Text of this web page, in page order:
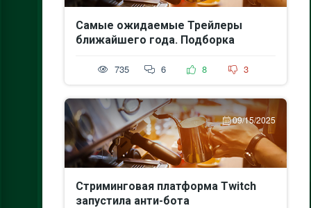
Самые ожидаемые Трейлеры
ближайшего года. Подборка
735 6 8 3
09/15/2025
Стриминговая платформа Twitch
запустила анти-бота